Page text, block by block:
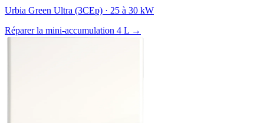
Urbia Green Ultra (3CEp) · 25 à 30 kW
Réparer la mini-accumulation 4 L →